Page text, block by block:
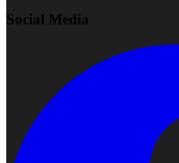
Social Media